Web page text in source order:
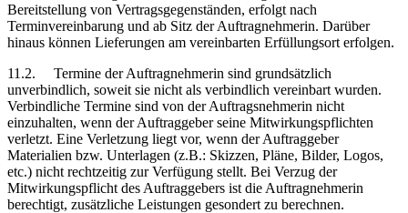
Bereitstellung von Vertragsgegenständen, erfolgt nach
Terminvereinbarung und ab Sitz der Auftragnehmerin. Darüber
hinaus können Lieferungen am vereinbarten Erfüllungsort erfolgen.
11.2. Termine der Auftragnehmerin sind grundsätzlich
unverbindlich, soweit sie nicht als verbindlich vereinbart wurden.
Verbindliche Termine sind von der Auftragsnehmerin nicht
einzuhalten, wenn der Auftraggeber seine Mitwirkungspflichten
verletzt. Eine Verletzung liegt vor, wenn der Auftraggeber
Materialien bzw. Unterlagen (z.B.: Skizzen, Pläne, Bilder, Logos,
etc.) nicht rechtzeitig zur Verfügung stellt. Bei Verzug der
Mitwirkungspflicht des Auftraggebers ist die Auftragnehmerin
berechtigt, zusätzliche Leistungen gesondert zu berechnen.